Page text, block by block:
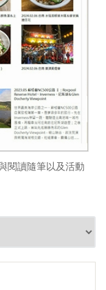
閱讀隨筆以及活動